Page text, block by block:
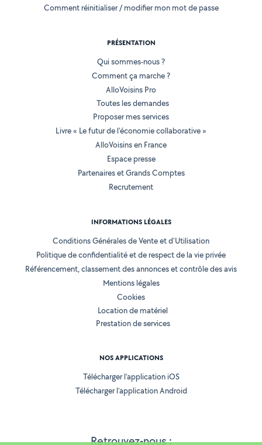
Retrouvez-nous :
Comment réinitialiser / modifier mon mot de passe
PRÉSENTATION
Qui sommes-nous ?
Comment ça marche ?
AlloVoisins Pro
Toutes les demandes
Proposer mes services
Livre « Le futur de l'économie collaborative »
AlloVoisins en France
Espace presse
Partenaires et Grands Comptes
Recrutement
INFORMATIONS LÉGALES
Conditions Générales de Vente et d'Utilisation
Politique de confidentialité et de respect de la vie privée
Référencement, classement des annonces et contrôle des avis
Mentions légales
Cookies
Location de matériel
Prestation de services
NOS APPLICATIONS
Télécharger l’application iOS
Télécharger l’application Android